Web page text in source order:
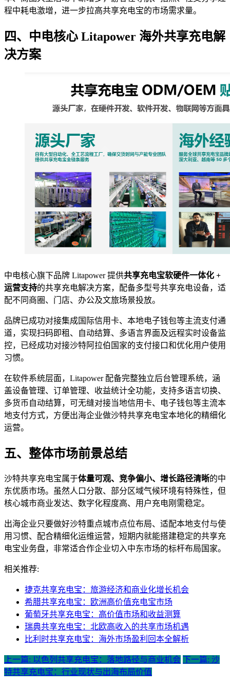
程中耗电激增，进一步拉高共享充电宝的市场需求量。
四、中电核心 Litapower 海外共享充电解
决方案
中电核心旗下品牌 Litapower 提供共享充电宝软硬件一体化 +
运营支持的共享充电解决方案，配备多型号共享充电设备，适
配不同商圈、门店、办公及文旅场景投放。
品牌已成功对接集成国际信用卡、本地电子钱包等主流支付通
道，实现扫码即租、自动结算、多语言界面及远程实时设备监
控，已经成功对接沙特阿拉伯国家的支付接口和优化用户使用
习惯。
在软件系统层面，Litapower 配备完整独立后台管理系统，涵
盖设备管理、订单管理、收益统计全功能，支持多语言切换、
多货币自动结算，可无缝对接当地信用卡、电子钱包等主流本
地支付方式，方便出海企业做沙特共享充电宝本地化的精细化
运营。
五、整体市场前景总结
沙特共享充电宝属于体量可观、竞争偏小、增长路径清晰的中
东优质市场。虽然人口分散、部分区域气候环境有特殊性，但
核心城市商业发达、数字化程度高、用户充电刚需稳定。
出海企业只要做好沙特重点城市点位布局、适配本地支付与使
用习惯、配合精细化运维运营，短期内就能搭建稳定的共享充
电宝业务盘，非常适合作企业切入中东市场的标杆布局国家。
相关推荐:
捷克共享充电宝：旅游经济和商业化增长机会
希腊共享充电宝：欧洲高价值充电宝市场
葡萄牙共享充电宝：高价值市场和收益测算
瑞典共享充电宝：北欧高收入的共享市场机遇
比利时共享充电宝：海外市场盈利回本全解析
上一篇: 以色列共享充电宝：落地路径与商业机会 下一篇: 沙
特共享充电宝：行业现状与出海布局价值